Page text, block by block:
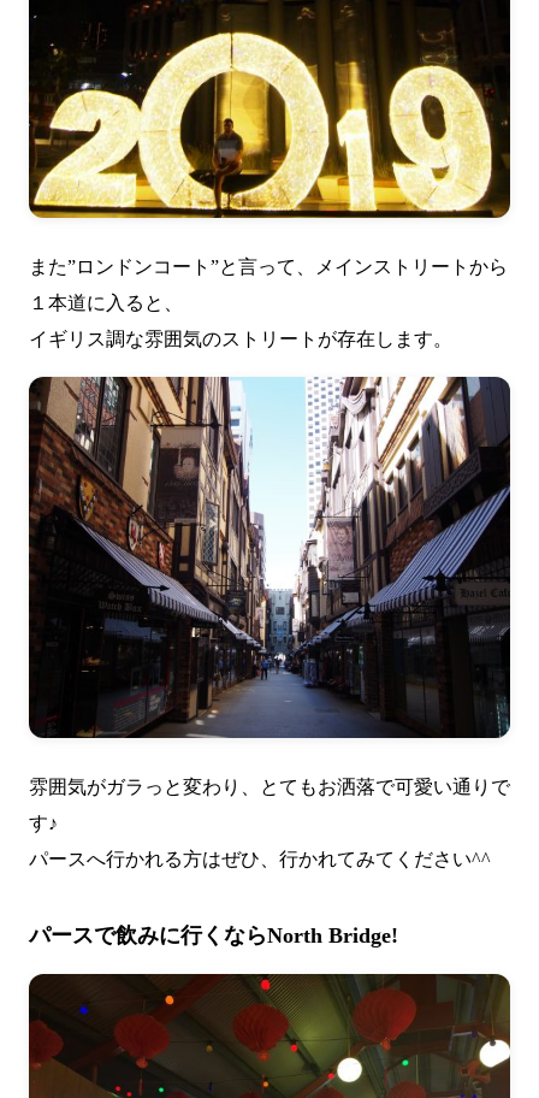
また”ロンドンコート”と言って、メインストリートから
１本道に入ると、
イギリス調な雰囲気のストリートが存在します。
雰囲気がガラっと変わり、とてもお洒落で可愛い通りで
す♪
パースへ行かれる方はぜひ、行かれてみてください^^
パースで飲みに行くならNorth Bridge!